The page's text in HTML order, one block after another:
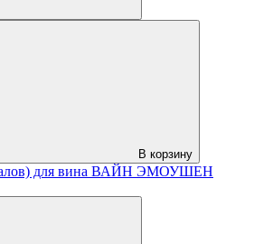
В корзину